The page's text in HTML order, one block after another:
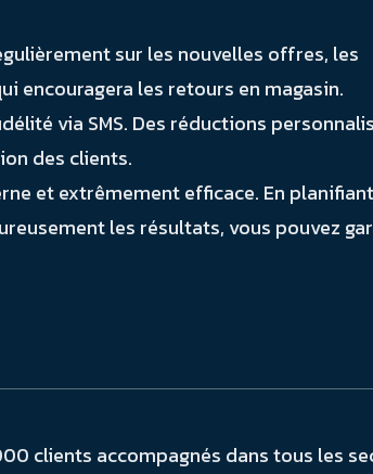
sur les nouvelles offres, les
encouragera les retours en magasin.
via SMS. Des réductions
des clients.
et extrêmement efficace. En planifiant
les résultats, vous pouvez
clients accompagnés dans tous les